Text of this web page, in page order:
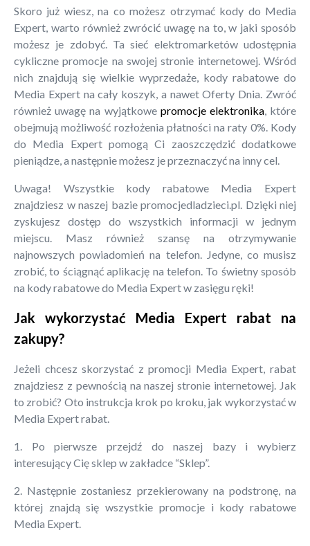
Skoro już wiesz, na co możesz otrzymać kody do Media
Expert, warto również zwrócić uwagę na to, w jaki sposób
możesz je zdobyć. Ta sieć elektromarketów udostępnia
cykliczne promocje na swojej stronie internetowej. Wśród
nich znajdują się wielkie wyprzedaże, kody rabatowe do
Media Expert na cały koszyk, a nawet Oferty Dnia. Zwróć
również uwagę na wyjątkowepromocje elektronika, które
obejmują możliwość rozłożenia płatności na raty 0%. Kody
do Media Expert pomogą Ci zaoszczędzić dodatkowe
pieniądze, a następnie możesz je przeznaczyć na inny cel.
Uwaga! Wszystkie kody rabatowe Media Expert
znajdziesz w naszej bazie promocjedladzieci.pl. Dzięki niej
zyskujesz dostęp do wszystkich informacji w jednym
miejscu. Masz również szansę na otrzymywanie
najnowszych powiadomień na telefon. Jedyne, co musisz
zrobić, to ściągnąć aplikację na telefon. To świetny sposób
na kody rabatowe do Media Expert w zasięgu ręki!
Jak wykorzystać Media Expert rabat na
zakupy?
Jeżeli chcesz skorzystać z promocji Media Expert, rabat
znajdziesz z pewnością na naszej stronie internetowej. Jak
to zrobić? Oto instrukcja krok po kroku, jak wykorzystać w
Media Expert rabat.
1. Po pierwsze przejdź do naszej bazy i wybierz
interesujący Cię sklep w zakładce “Sklep”.
2. Następnie zostaniesz przekierowany na podstronę, na
której znajdą się wszystkie promocje i kody rabatowe
Media Expert.